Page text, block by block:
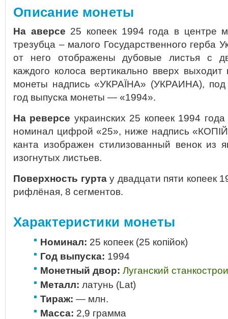
Описание монеты
На аверсе 25 копеек 1994 года в центре
трезубца – малого Государственного герба
от него отображены дубовые листья с
каждого колоса вертикально вверх
монеты надпись «УКРАЇНА» (УКРАИНА), под
год выпуска монеты — «1994».
На реверсе украинских 25 копеек 1994
номинал цифрой «25», ниже надпись
канта изображен стилизованный венок из
изогнутых листьев.
Поверхность гуртау двадцати пяти копеек
рифлёная, 8 сегментов.
Характеристики монеты
Номинал: 25 копеек (25 копiйок)
Год выпуска: 1994
Монетный двор: Луганский
Металл: латунь (Lat)
Тираж: — млн.
Масса: 2,9 грамма